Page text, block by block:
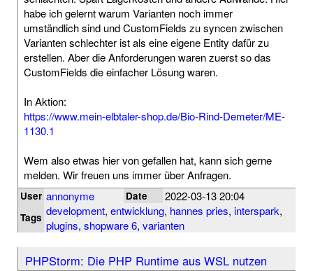
habe ich gelernt warum Varianten noch immer
umständlich sind und CustomFields zu syncen zwischen
Varianten schlechter ist als eine eigene Entity dafür zu
erstellen. Aber die Anforderungen waren zuerst so das
CustomFields die einfacher Lösung waren.
In Aktion:
https://www.mein-elbtaler-shop.de/Bio-Rind-Demeter/ME-
1130.1
Wem also etwas hier von gefallen hat, kann sich gerne
melden. Wir freuen uns immer über Anfragen.
User annonyme Date 2022-03-13 20:04
Tags development, entwicklung, hannes pries, interspark,
plugins, shopware 6, varianten
PHPStorm: Die PHP Runtime aus WSL nutzen